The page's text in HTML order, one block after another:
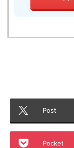
Post
Pocket